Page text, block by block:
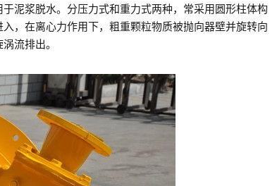
泥浆脱水。分压力式和重力式两种，常采用圆形柱体构
，在离心力作用下，粗重颗粒物质被抛向器壁并旋转向
流排出。